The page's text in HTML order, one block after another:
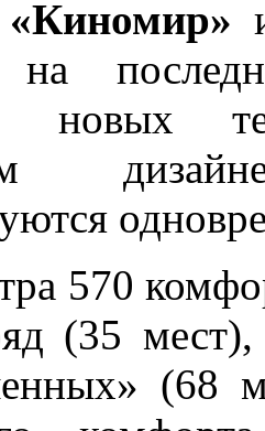
на
новых
570
(35 мест),
(68